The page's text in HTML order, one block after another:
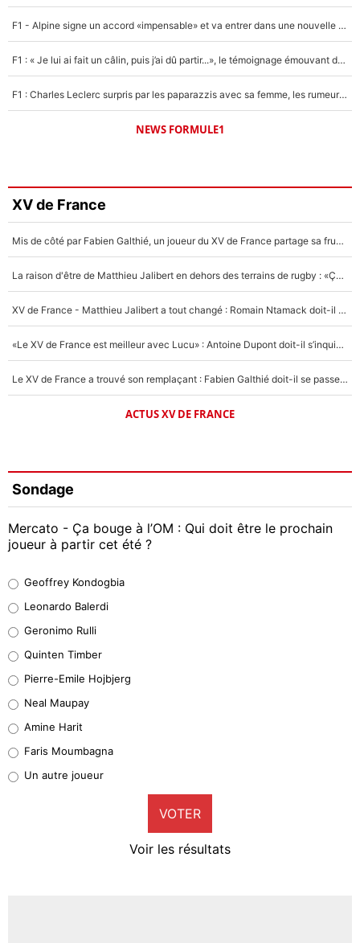
F1 - Alpine signe un accord «impensable» et va entrer dans une nouvelle dimension : Grande nouvelle pour Pierre Gasly !
F1 : « Je lui ai fait un câlin, puis j’ai dû partir...», le témoignage émouvant de Max Verstappen sur sa fille
F1 : Charles Leclerc surpris par les paparazzis avec sa femme, les rumeurs étaient vraies !
NEWS FORMULE1
XV de France
Mis de côté par Fabien Galthié, un joueur du XV de France partage sa frustration : «ils ne me l’ont pas dit tout de suite»
La raison d'être de Matthieu Jalibert en dehors des terrains de rugby : «Ça m'atteint autant que si tu touches à un membre de ma famille»
XV de France - Matthieu Jalibert a tout changé : Romain Ntamack doit-il s’inquiéter pour sa place à un an de la Coupe du monde ?
«Le XV de France est meilleur avec Lucu» : Antoine Dupont doit-il s’inquiéter pour sa place ?
Le XV de France a trouvé son remplaçant : Fabien Galthié doit-il se passer d'Antoine Dupont ?
ACTUS XV DE FRANCE
Sondage
Mercato - Ça bouge à l’OM : Qui doit être le prochain
joueur à partir cet été ?
38%
32%
5%
1%
8%
Geoffrey Kondogbia
Leonardo Balerdi
Geronimo Rulli
Quinten Timber
Pierre-Emile Hojbjerg
Neal Maupay
Amine Harit
Faris Moumbagna
Un autre joueur
VOTER
Voir les résultats